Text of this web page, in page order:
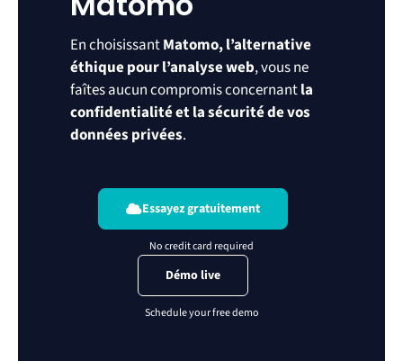
En choisissantMatomo, l’alternative
éthique pour l’analyse web, vous ne
faîtes aucun compromis concernantla
confidentialité et la sécurité de vos
données privées.
Essayez gratuitement
Démo live